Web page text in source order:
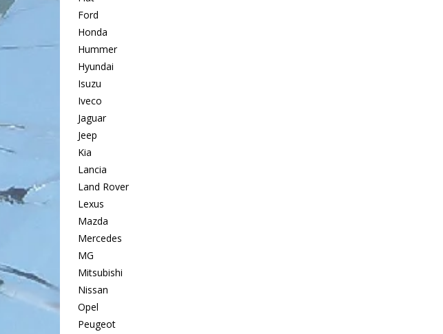
Ford
Honda
Hummer
Hyundai
Isuzu
Iveco
Jaguar
Jeep
Kia
Lancia
Land Rover
Lexus
Mazda
Mercedes
MG
Mitsubishi
Nissan
Opel
Peugeot